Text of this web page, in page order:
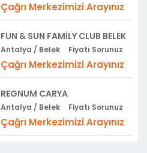
Çağrı Merkezimizi Arayınız
FUN & SUN FAMILY CLUB BELEK
Antalya / Belek Fiyatı Sorunuz
Çağrı Merkezimizi Arayınız
REGNUM CARYA
Antalya / Belek Fiyatı Sorunuz
Çağrı Merkezimizi Arayınız